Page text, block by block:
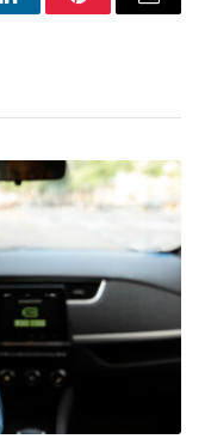
LinkedInPinterestEmail